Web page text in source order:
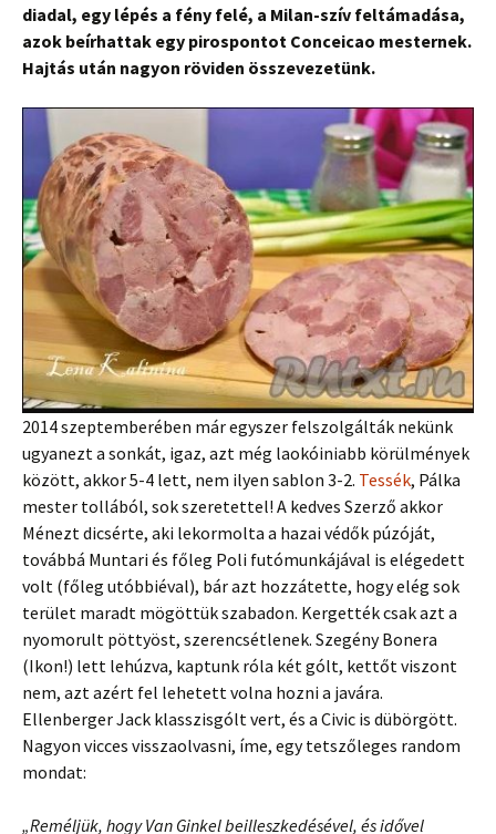
diadal, egy lépés a fény felé, a Milan-szív feltámadása,
azok beírhattak egy pirospontot Conceicao mesternek.
Hajtás után nagyon röviden összevezetünk.
2014 szeptemberében már egyszer felszolgálták nekünk
ugyanezt a sonkát, igaz, azt még laokóiniabb körülmények
között, akkor 5-4 lett, nem ilyen sablon 3-2. Tessék, Pálka
mester tollából, sok szeretettel! A kedves Szerző akkor
Ménezt dicsérte, aki lekormolta a hazai védők púzóját,
továbbá Muntari és főleg Poli futómunkájával is elégedett
volt (főleg utóbbiéval), bár azt hozzátette, hogy elég sok
terület maradt mögöttük szabadon. Kergették csak azt a
nyomorult pöttyöst, szerencsétlenek. Szegény Bonera
(Ikon!) lett lehúzva, kaptunk róla két gólt, kettőt viszont
nem, azt azért fel lehetett volna hozni a javára.
Ellenberger Jack klasszisgólt vert, és a Civic is dübörgött.
Nagyon vicces visszaolvasni, íme, egy tetszőleges random
mondat:
„Reméljük, hogy Van Ginkel beilleszkedésével, és idővel